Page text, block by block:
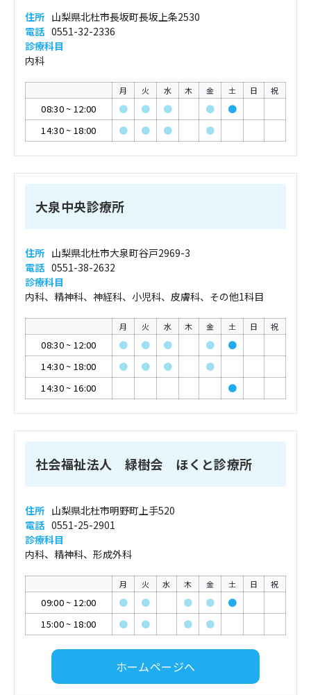
住所 山梨県北杜市長坂町長坂上条2530
電話 0551-32-2336
診療科目
内科
月 火 水 木 金 土 日 祝
08:30~ 12:00 ● ● ● ●
●
14:30~ 18:00 ● ● ● ●
大泉中央診療所
住所 山梨県北杜市大泉町谷戸2969-3
電話 0551-38-2632
診療科目
内科、精神科、神経科、小児科、皮膚科、その他1科目
月 火 水 木 金 土 日 祝
08:30~ 12:00 ● ● ● ●
●
14:30~ 18:00 ● ● ●
●
14:30~ 16:00 ●
社会福祉法人 緑樹会 ほくと診療所
住所 山梨県北杜市明野町上手520
電話 0551-25-2901
診療科目
内科、精神科、形成外科
月 火 水 木 金 土 日 祝
09:00~ 12:00 ● ● ● ●
●
15:00~ 18:00 ● ● ● ●
ホームページへ